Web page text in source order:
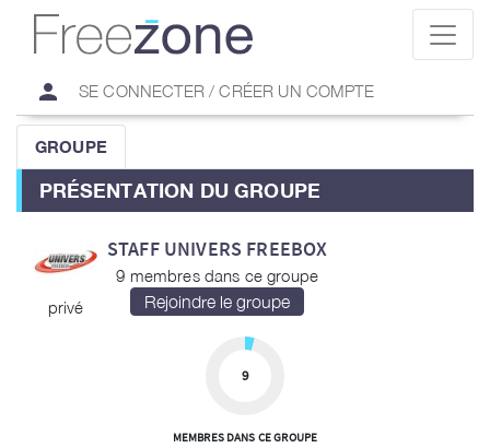
person SE CONNECTER / CRÉER UN COMPTE
GROUPE
PRÉSENTATION DU GROUPE
privé
STAFF UNIVERS FREEBOX
9 membres dans ce groupe
9
MEMBRES DANS CE GROUPE